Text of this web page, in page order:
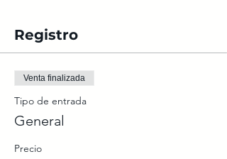
Registro
Venta finalizada
Tipo de entrada
General
Precio